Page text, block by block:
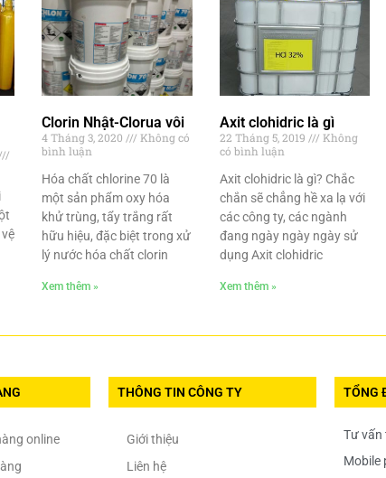
Clorin Nhật-Clorua vôi
4 Tháng 3, 2020
Không có
bình luận
Hóa chất chlorine 70 là
một sản phẩm oxy hóa
khử trùng, tẩy trắng rất
hữu hiệu, đặc biệt trong xử
lý nước hóa chất clorin
Xem thêm »
Axit clohidric là gì
22 Tháng 5, 2019
Không
có bình luận
Axit clohidric là gì? Chắc
chắn sẽ chẳng hề xa lạ với
các công ty, các ngành
đang ngày ngày ngày sử
dụng Axit clohidric
Xem thêm »
online
THÔNG TIN CÔNG TY
Giới thiệu
Liên hệ
TỔNG
Tư vấn
Mobile